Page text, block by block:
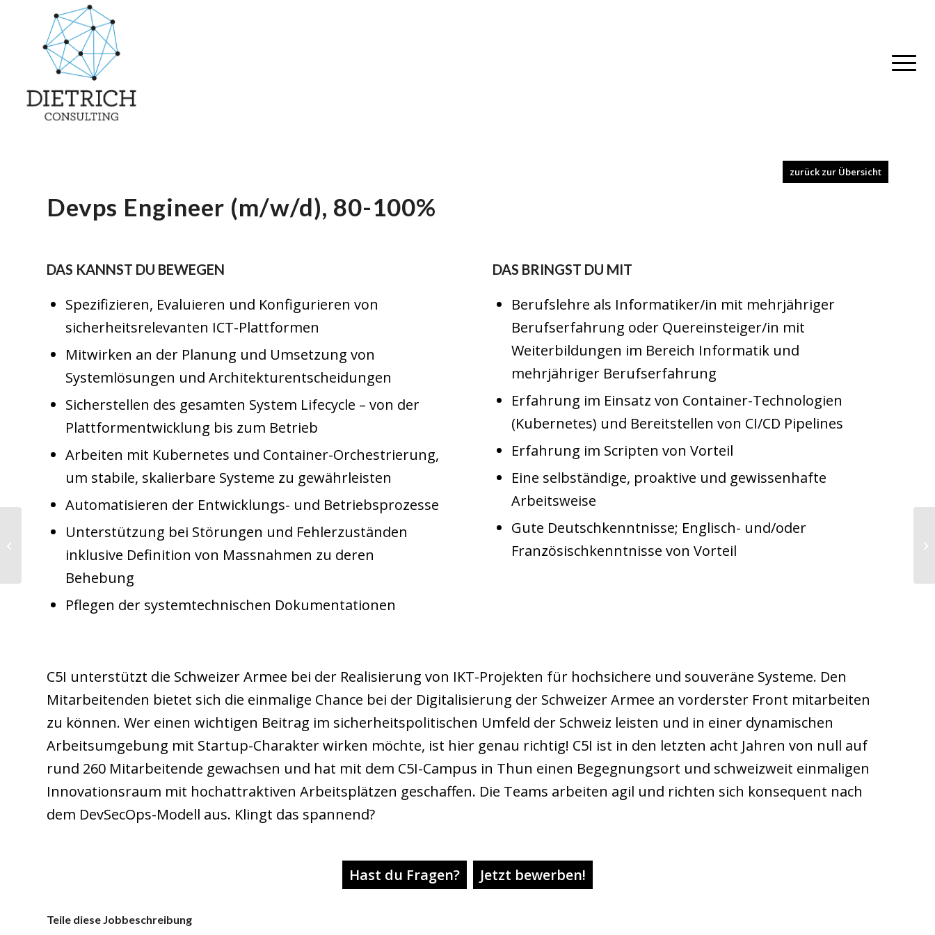
zurück zur Übersicht
Devps Engineer (m/w/d), 80-100%
DAS KANNST DU BEWEGEN
Spezifizieren, Evaluieren und Konfigurieren von
sicherheitsrelevanten ICT-Plattformen
Mitwirken an der Planung und Umsetzung von
Systemlösungen und Architekturentscheidungen
Sicherstellen des gesamten System Lifecycle – von der
Plattformentwicklung bis zum Betrieb
Arbeiten mit Kubernetes und Container-Orchestrierung,
um stabile, skalierbare Systeme zu gewährleisten
Automatisieren der Entwicklungs- und Betriebsprozesse
Unterstützung bei Störungen und Fehlerzuständen
inklusive Definition von Massnahmen zu deren
Behebung
Pflegen der systemtechnischen Dokumentationen
DAS BRINGST DU MIT
Berufslehre als Informatiker/in mit mehrjähriger
Berufserfahrung oder Quereinsteiger/in mit
Weiterbildungen im Bereich Informatik und
mehrjähriger Berufserfahrung
Erfahrung im Einsatz von Container-Technologien
(Kubernetes) und Bereitstellen von CI/CD Pipelines
Erfahrung im Scripten von Vorteil
Eine selbständige, proaktive und gewissenhafte
Arbeitsweise
Gute Deutschkenntnisse; Englisch- und/oder
Französischkenntnisse von Vorteil
C5I unterstützt die Schweizer Armee bei der Realisierung von IKT-Projekten für hochsichere und souveräne Systeme. Den
Mitarbeitenden bietet sich die einmalige Chance bei der Digitalisierung der Schweizer Armee an vorderster Front mitarbeiten
zu können. Wer einen wichtigen Beitrag im sicherheitspolitischen Umfeld der Schweiz leisten und in einer dynamischen
Arbeitsumgebung mit Startup-Charakter wirken möchte, ist hier genau richtig! C5I ist in den letzten acht Jahren von null auf
rund 260 Mitarbeitende gewachsen und hat mit dem C5I-Campus in Thun einen Begegnungsort und schweizweit einmaligen
Innovationsraum mit hochattraktiven Arbeitsplätzen geschaffen. Die Teams arbeiten agil und richten sich konsequent nach
dem DevSecOps-Modell aus. Klingt das spannend?
Hast du Fragen? Jetzt bewerben!
Teile diese Jobbeschreibung